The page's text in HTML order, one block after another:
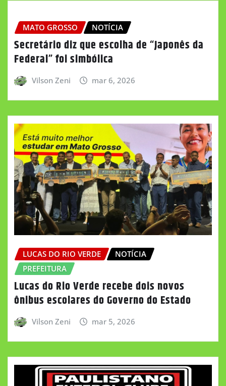
MATO GROSSO NOTÍCIA
Secretário diz que escolha de “Japonês da
Federal” foi simbólica
Vilson Zeni mar 6, 2026
LUCAS DO RIO VERDE
NOTÍCIA
PREFEITURA
Lucas do Rio Verde recebe dois novos
ônibus escolares do Governo do Estado
Vilson Zeni mar 5, 2026